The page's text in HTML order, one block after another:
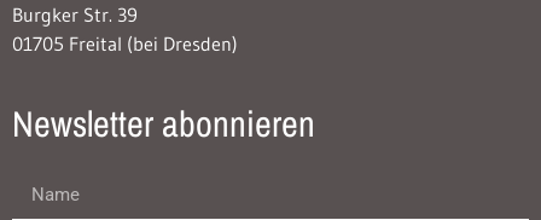
Burgker Str. 39
01705 Freital (bei Dresden)
Newsletter abonnieren